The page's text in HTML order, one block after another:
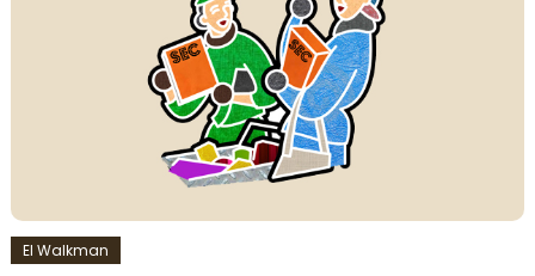
El Walkman